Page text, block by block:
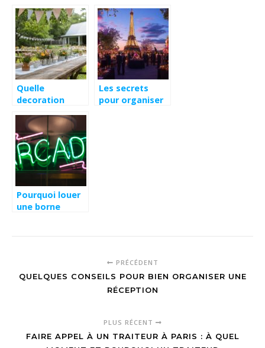
un mini-film
digne
d’Hollywood
idees pour
organiser
l’anniversaire
d’un enfant de 3
ans a la maison
Quelle
decoration
un bapteme : 10
idees de
chemins de
table rustiques
Les secrets
pour organiser
Pourquoi louer
une borne
PRÉCÉDENT
QUELQUES CONSEILS POUR BIEN ORGANISER UNE
RÉCEPTION
PLUS RÉCENT
FAIRE APPEL À UN TRAITEUR À PARIS : À QUEL